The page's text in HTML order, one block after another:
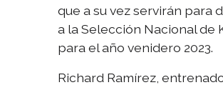
que a su vez servirán para
a la Selección Nacional de
para el año venidero 2023.
Richard Ramírez,